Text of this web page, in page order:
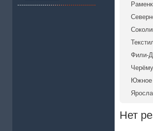
Фили-
Южное
Нет